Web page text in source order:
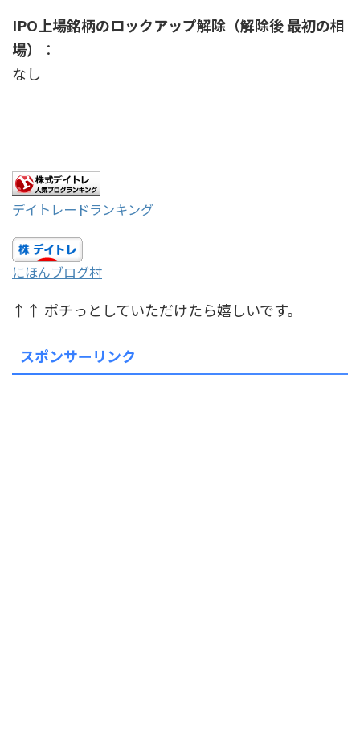
IPO上場銘柄のロックアップ解除（解除後 最初の相
場）
：
なし
デイトレードランキング
にほんブログ村
↑↑ ポチっとしていただけたら嬉しいです。
スポンサーリンク